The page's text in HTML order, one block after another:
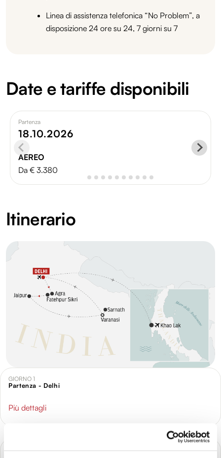
Linea di assistenza telefonica “No Problem”, a
disposizione 24 ore su 24, 7 giorni su 7
Date e tariffe disponibili
Partenza
18.10.2026
AEREO
Da € 3.380
Itinerario
GIORNO 1
Partenza - Delhi
Più dettagli
GIORNO 2